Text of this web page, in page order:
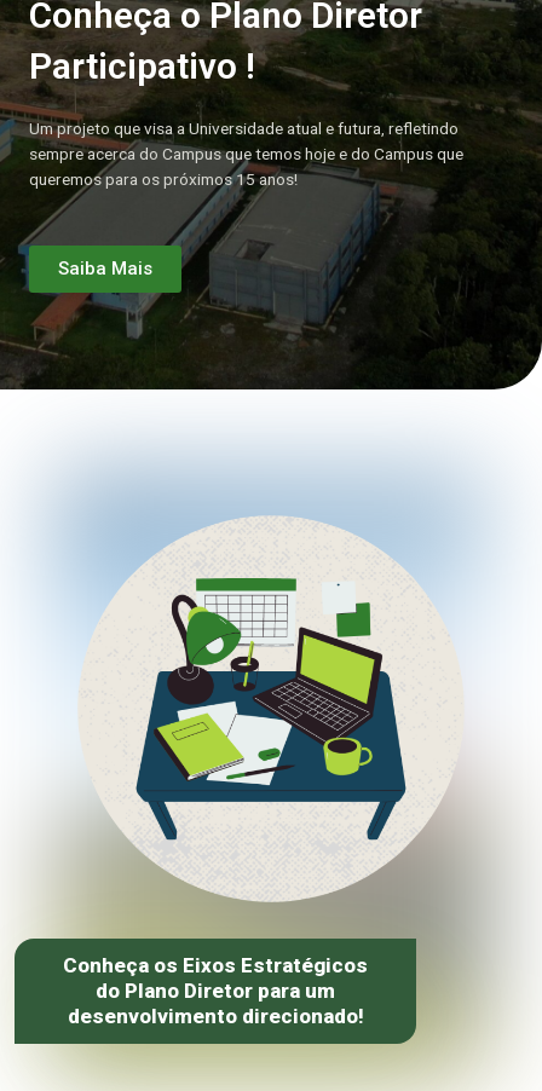
Conheça o Plano Diretor
Participativo !
Um projeto que visa a Universidade atual e futura, refletindo
sempre acerca do Campus que temos hoje e do Campus que
queremos para os próximos 15 anos!
Saiba Mais
Conheça os Eixos Estratégicos
do Plano Diretor para um
desenvolvimento direcionado!